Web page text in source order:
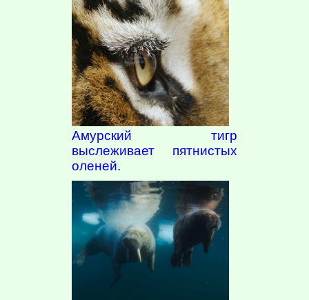
Амурский тигр
выслеживает пятнистых
оленей.